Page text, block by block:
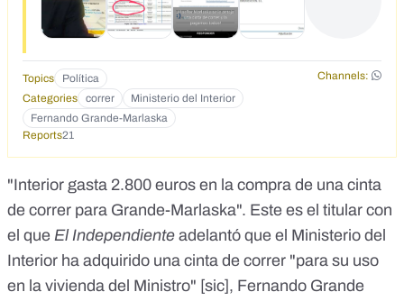
Topics Política
Channels:
Categories
correr
Ministerio del Interior
Fernando Grande-Marlaska
Reports21
"Interior gasta 2.800 euros en la compra de una cinta
de correr para Grande-Marlaska". Este es el titular con
el que El Independiente adelantó que el Ministerio del
Interior ha adquirido una cinta de correr "para su uso
en la vivienda del Ministro" [sic], Fernando Grande